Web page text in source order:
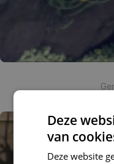
Deze
van
Deze website